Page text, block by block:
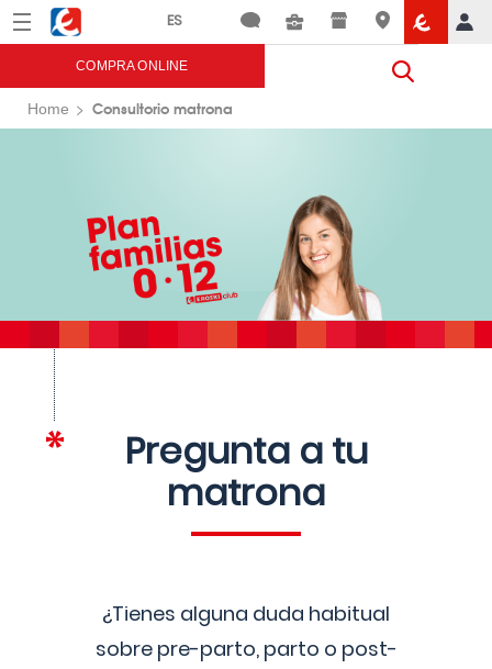
Menú Eroski
COMPRA ONLINE
Home Consultorio matrona
Pregunta a tu
matrona
¿Tienes alguna duda habitual
sobre pre-parto, parto o post-